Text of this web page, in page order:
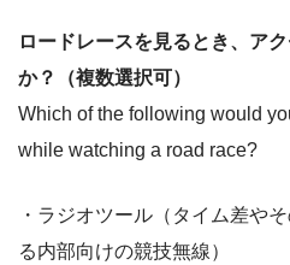
ロードレースを見るとき、ア
か？（複数選択可）
Which of the following would
while watching a road race?
・ラジオツール（タイム差や
る内部向けの競技無線）